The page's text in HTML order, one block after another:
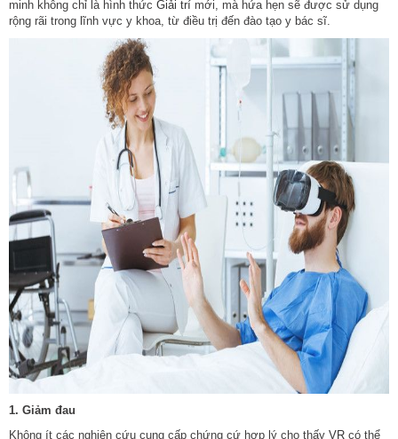
minh không chỉ là hình thức Giải trí mới, mà hứa hẹn sẽ được sử dụng
rộng rãi trong lĩnh vực y khoa, từ điều trị đến đào tạo y bác sĩ.
1. Giảm đau
Không ít các nghiên cứu cung cấp chứng cứ hợp lý cho thấy VR có thể